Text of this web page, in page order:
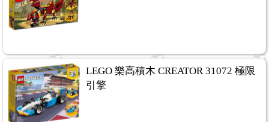
LEGO 樂高積木 CREATOR 31072 極限
引擎